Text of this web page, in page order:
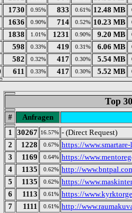
1730 0.95% 833 0.61% 12.48 MB
1636 0.90% 714 0.52% 10.23 MB
1838 1.01% 1231 0.90% 9.20 MB
598 0.33% 419 0.31% 6.06 MB
582 0.32% 417 0.30% 5.54 MB
611 0.33% 417 0.30% 5.52 MB
Top
#
Anfragen
1
30267 16.57% - (Direct Request)
2
1228 0.67% https://
3
1169 0.64% https://
4
1135 0.62% http://
5
1135 0.62% https://
6
1113 0.61% https://
7
1111 0.61% http://